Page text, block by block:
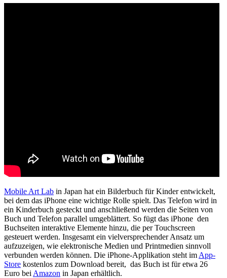
Mobile Art Lab in Japan hat ein Bilderbuch für Kinder entwickelt,
bei dem das iPhone eine wichtige Rolle spielt. Das Telefon wird in
ein Kinderbuch gesteckt und anschließend werden die Seiten von
Buch und Telefon parallel umgeblättert. So fügt das iPhone den
Buchseiten interaktive Elemente hinzu, die per Touchscreen
gesteuert werden. Insgesamt ein vielversprechender Ansatz um
aufzuzeigen, wie elektronische Medien und Printmedien sinnvoll
verbunden werden können. Die iPhone-Applikation steht im App-
Store kostenlos zum Download bereit, das Buch ist für etwa 26
Euro bei Amazon in Japan erhältlich.